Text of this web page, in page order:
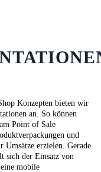
Konzepten bieten wir
an. So können
Point of Sale
und
Umsätze erzielen. Gerade
sich der Einsatz von
mobile